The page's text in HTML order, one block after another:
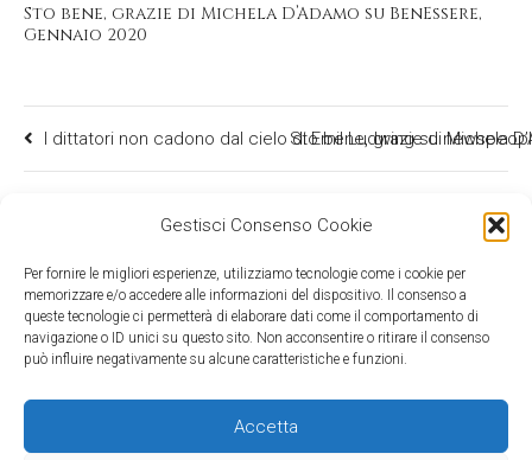
Gestisci Consenso Cookie
Per fornire le migliori esperienze, utilizziamo tecnologie come i cookie per
memorizzare e/o accedere alle informazioni del dispositivo. Il consenso a
queste tecnologie ci permetterà di elaborare dati come il comportamento di
navigazione o ID unici su questo sito. Non acconsentire o ritirare il consenso
può influire negativamente su alcune caratteristiche e funzioni.
Accetta
Sto bene, grazie di Michela D’Adamo su BenEssere,
Gennaio 2020
I dittatori non cadono dal cielo di Emil Ludwing su
Sto bene, grazie di Michela